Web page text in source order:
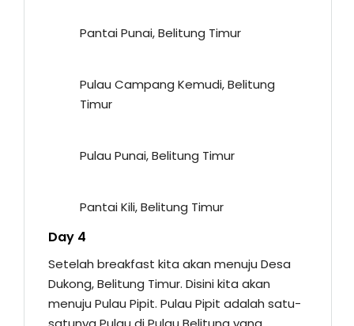
Pantai Punai, Belitung Timur
Pulau Campang Kemudi, Belitung
Timur
Pulau Punai, Belitung Timur
Pantai Kili, Belitung Timur
Day 4
Setelah breakfast kita akan menuju Desa
Dukong, Belitung Timur. Disini kita akan
menuju Pulau Pipit. Pulau Pipit adalah satu-